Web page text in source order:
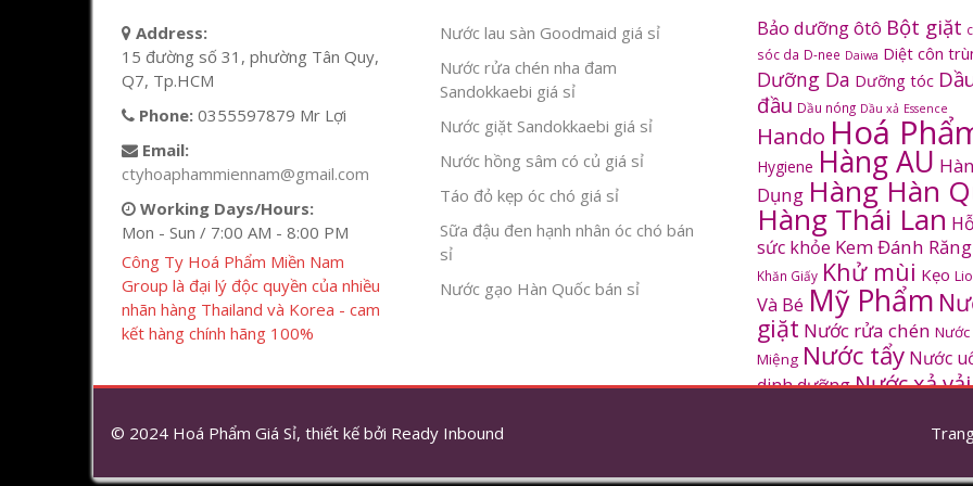
Address:
15 đường số 31, phường Tân Quy,
Q7, Tp.HCM
Phone: 0355597879 Mr Lợi
Email:
ctyhoaphammiennam@gmail.com
Working Days/Hours:
Mon - Sun / 7:00 AM - 8:00 PM
Công Ty Hoá Phẩm Miền Nam
Group là đại lý độc quyền của nhiều
nhãn hàng Thailand và Korea - cam
kết hàng chính hãng 100%
Nước lau sàn Goodmaid giá sỉ
Nước rửa chén nha đam
Sandokkaebi giá sỉ
Nước giặt Sandokkaebi giá sỉ
Nước hồng sâm có củ giá sỉ
Táo đỏ kẹp óc chó giá sỉ
Sữa đậu đen hạnh nhân óc chó bán
sỉ
Nước gạo Hàn Quốc bán sỉ
Bảo dưỡng ôtô Bột giặt
sóc da D-nee Daiwa Diệt côn
Dưỡng Da Dưỡng tóc
đầu Dầu nóng Dầu xả Essence
Hando Hoá
Hygiene Hàng AU
Dụng Hàng Hàn
Hàng Thái Lan
sức khỏe Kem Đánh Răng
Khăn Giấy Khử mùi Kẹo
Và Bé Mỹ Phẩm
giặt Nước rửa chén Nước
Miệng Nước tẩy Nước
dinh dưỡngNước xả vải
Sâm Hàn Quốc
© 2024 Hoá Phẩm Giá Sỉ, thiết kế bởi Ready Inbound